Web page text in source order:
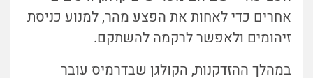
אחרים כדי לאחות את הפצע מהר, למנוע כניסת
זיהומים ולאפשר לרקמה להשתקם.
במהלך ההזדקנות, הקולגן שבדרמיס עובר